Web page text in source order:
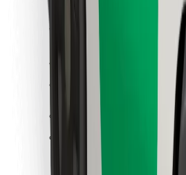
Pár perc alatt ott vagyunk érted!
Bolt alkalmazás letöltése
Találd meg kedvenc ételedet!
Bolt Food app letöltése